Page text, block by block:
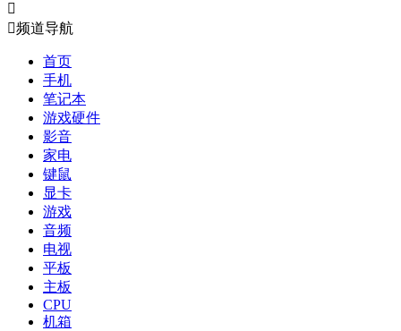

频道导航
首页
手机
笔记本
游戏硬件
影音
家电
键鼠
显卡
游戏
音频
电视
平板
主板
CPU
机箱